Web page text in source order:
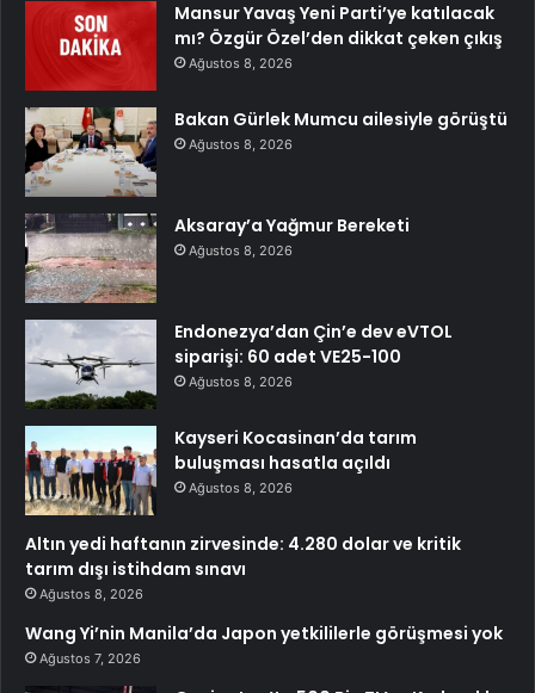
Mansur Yavaş Yeni Parti’ye katılacak
mı? Özgür Özel’den dikkat çeken çıkış
Ağustos 8, 2026
Bakan Gürlek Mumcu ailesiyle görüştü
Ağustos 8, 2026
Aksaray’a Yağmur Bereketi
Ağustos 8, 2026
Endonezya’dan Çin’e dev eVTOL
siparişi: 60 adet VE25-100
Ağustos 8, 2026
Kayseri Kocasinan’da tarım
buluşması hasatla açıldı
Ağustos 8, 2026
Altın yedi haftanın zirvesinde: 4.280 dolar ve kritik
tarım dışı istihdam sınavı
Ağustos 8, 2026
Wang Yi’nin Manila’da Japon yetkililerle görüşmesi yok
Ağustos 7, 2026